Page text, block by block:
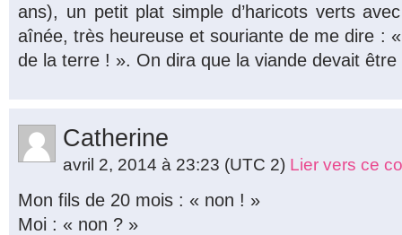
ans), un petit plat simple d’haricots verts
aînée, très heureuse et souriante de me dire :
de la terre ! ». On dira que la viande devait
Catherine
avril 2, 2014 à 23:23 (UTC 2) Lier vers ce
Mon fils de 20 mois : « non ! »
Moi : « non ? »